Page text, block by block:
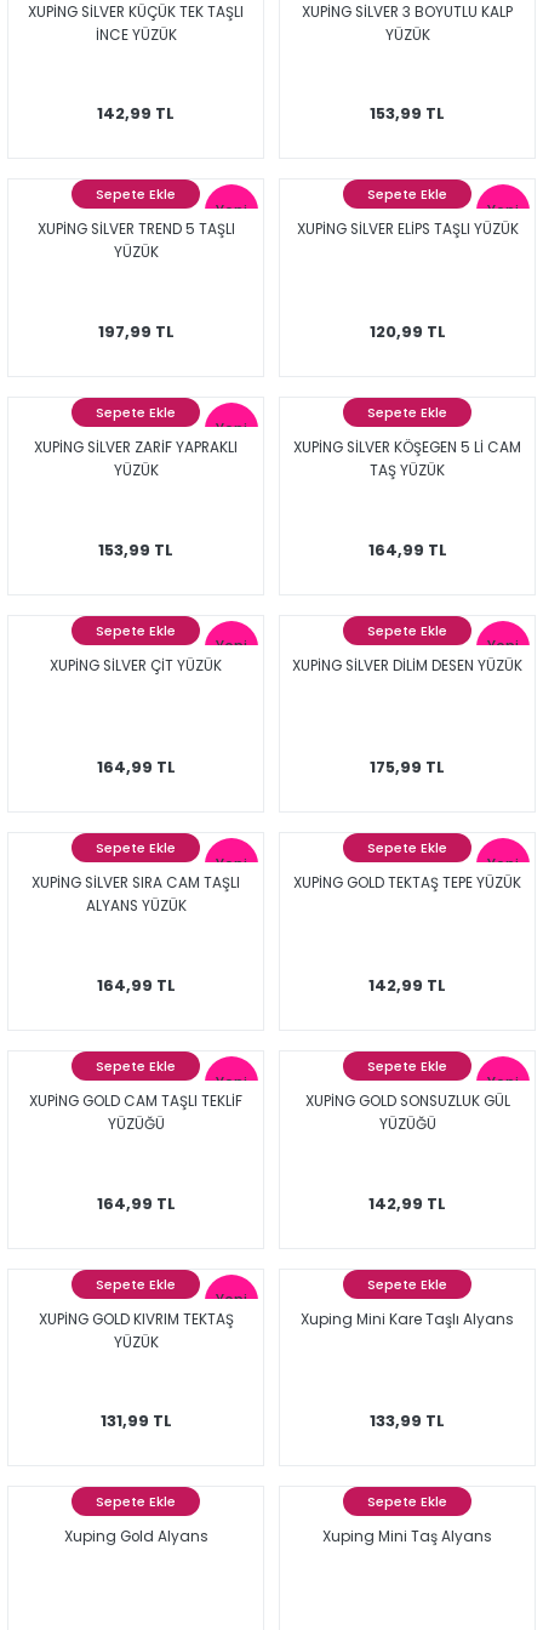
XUPİNG SİLVER KÜÇÜK TEK TAŞLI
İNCE YÜZÜK
142,99 TL
XUPİNG SİLVER 3 BOYUTLU KALP
YÜZÜK
153,99 TL
Yeni
Sepete Ekle
XUPİNG SİLVER TREND 5 TAŞLI
YÜZÜK
197,99 TL
Yeni
Sepete Ekle
XUPİNG SİLVER ELİPS TAŞLI YÜZÜK
120,99 TL
Yeni
Sepete Ekle
XUPİNG SİLVER ZARİF YAPRAKLI
YÜZÜK
153,99 TL
Sepete Ekle
XUPİNG SİLVER KÖŞEGEN 5 Lİ CAM
TAŞ YÜZÜK
164,99 TL
Yeni
Sepete Ekle
XUPİNG SİLVER ÇİT YÜZÜK
164,99 TL
Yeni
Sepete Ekle
XUPİNG SİLVER DİLİM DESEN YÜZÜK
175,99 TL
Yeni
Sepete Ekle
XUPİNG SİLVER SIRA CAM TAŞLI
ALYANS YÜZÜK
164,99 TL
Yeni
Sepete Ekle
XUPİNG GOLD TEKTAŞ TEPE YÜZÜK
142,99 TL
Yeni
Sepete Ekle
XUPİNG GOLD CAM TAŞLI TEKLİF
YÜZÜĞÜ
164,99 TL
Yeni
Sepete Ekle
XUPİNG GOLD SONSUZLUK GÜL
YÜZÜĞÜ
142,99 TL
Yeni
Sepete Ekle
XUPİNG GOLD KIVRIM TEKTAŞ
YÜZÜK
131,99 TL
Sepete Ekle
Xuping Mini Kare Taşlı Alyans
133,99 TL
Sepete Ekle
Xuping Gold Alyans
Sepete Ekle
Xuping Mini Taş Alyans